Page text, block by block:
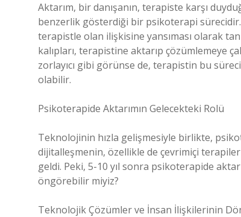
Aktarım, bir danışanın, terapiste karşı
benzerlik gösterdiği bir psikoterapi
terapistle olan ilişkisine yansıması olarak
kalıpları, terapistine aktarıp çözümlemeye
zorlayıcı gibi görünse de, terapistin bu
olabilir.
Psikoterapide Aktarımın Gelecekteki Rolü
Teknolojinin hızla gelişmesiyle birlikte,
dijitalleşmenin, özellikle de çevrimiçi
geldi. Peki, 5-10 yıl sonra psikoterapide
öngörebilir miyiz?
Teknolojik Çözümler ve İnsan İlişkilerinin